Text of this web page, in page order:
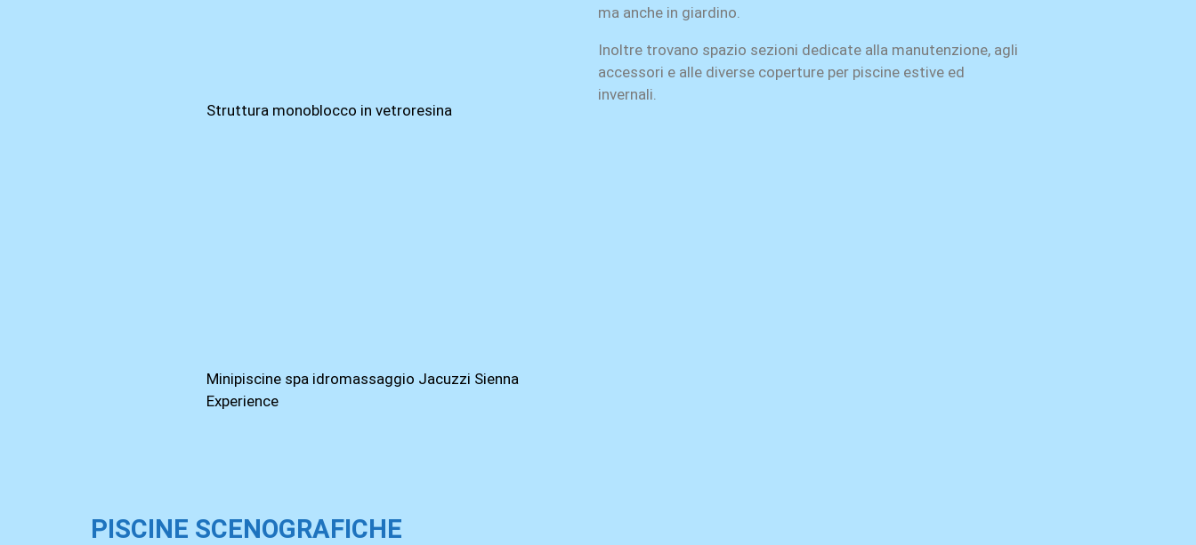
Struttura monoblocco in vetroresina
Minipiscine spa idromassaggio Jacuzzi Sienna
Experience
ma anche in giardino.
Inoltre trovano spazio sezioni dedicate alla manutenzione, agli
accessori e alle diverse coperture per piscine estive ed
invernali.
PISCINE SCENOGRAFICHE